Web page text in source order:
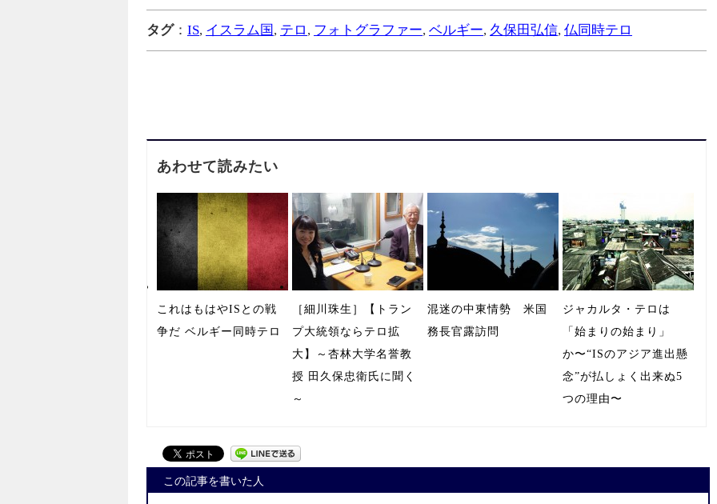
タグ： IS, イスラム国 , テロ , フォトグラファー, ベルギー, 久保田弘信, 仏同時テロ
あわせて読みたい
これはもはやISとの戦
争だ ベルギー同時テロ
［細川珠生］【トラン
プ大統領ならテロ拡
大】～杏林大学名誉教
授 田久保忠衛氏に聞く
～
混迷の中東情勢 米国
務長官露訪問
ジャカルタ・テロは
「始まりの始まり」
か〜“ISのアジア進出懸
念”が払しょく出来ぬ5
つの理由〜
この記事を書いた人